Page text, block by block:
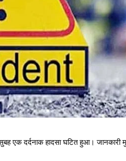
दर्दनाक हादसा घटित हुआ। जानकारी